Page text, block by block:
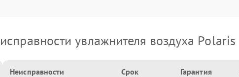
увлажнителя воздуха Polaris
Неисправности Срок Гарантия